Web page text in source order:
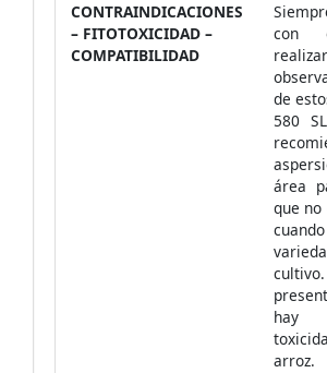
CONTRAINDICACIONES
– FITOTOXICIDAD –
COMPATIBILIDAD
con
de
580
área
que
hay
arroz.